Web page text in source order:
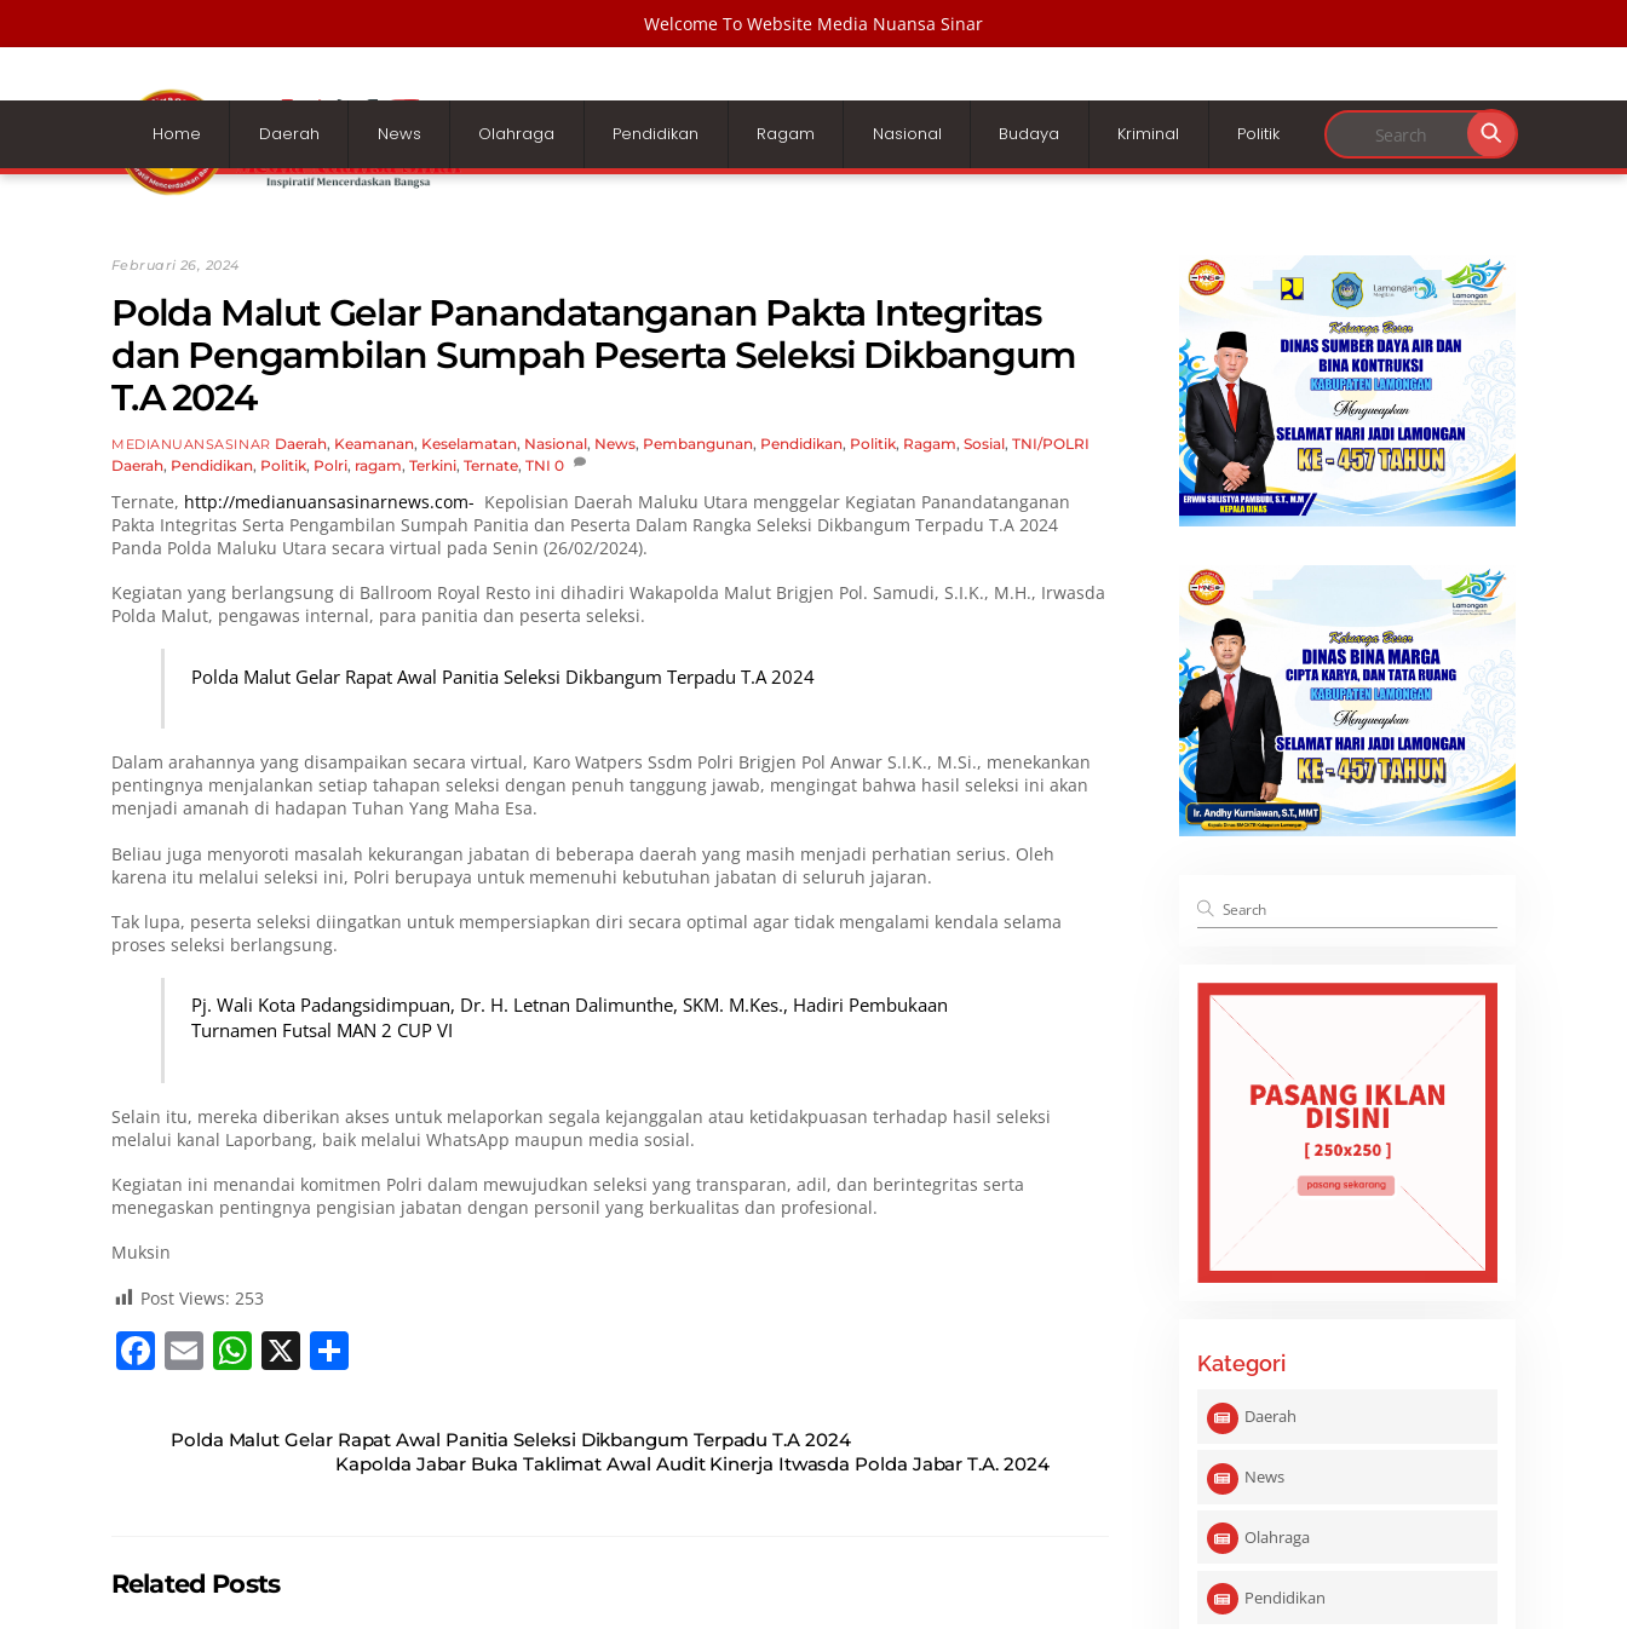
Welcome To Website Media Nuansa Sinar
content
Home
Daerah News Olahraga Pendidikan Ragam Nasional Budaya Kriminal Politik
Februari 26, 2024
Polda Malut Gelar Panandatanganan Pakta Integritas
dan Pengambilan Sumpah Peserta Seleksi Dikbangum
T.A 2024
MEDIANUANSASINAR Daerah, Keamanan, Keselamatan, Nasional, News, Pembangunan, Pendidikan, Politik, Ragam, Sosial, TNI/POLRI
Daerah, Pendidikan, Politik, Polri, ragam, Terkini, Ternate, TNI 0
Ternate, http://medianuansasinarnews.com- Kepolisian Daerah Maluku Utara menggelar Kegiatan Panandatanganan
Pakta Integritas Serta Pengambilan Sumpah Panitia dan Peserta Dalam Rangka Seleksi Dikbangum Terpadu T.A 2024
Panda Polda Maluku Utara secara virtual pada Senin (26/02/2024).
Kegiatan yang berlangsung di Ballroom Royal Resto ini dihadiri Wakapolda Malut Brigjen Pol. Samudi, S.I.K., M.H., Irwasda
Polda Malut, pengawas internal, para panitia dan peserta seleksi.
Polda Malut Gelar Rapat Awal Panitia Seleksi Dikbangum Terpadu T.A 2024
Dalam arahannya yang disampaikan secara virtual, Karo Watpers Ssdm Polri Brigjen Pol Anwar S.I.K., M.Si., menekankan
pentingnya menjalankan setiap tahapan seleksi dengan penuh tanggung jawab, mengingat bahwa hasil seleksi ini akan
menjadi amanah di hadapan Tuhan Yang Maha Esa.
Beliau juga menyoroti masalah kekurangan jabatan di beberapa daerah yang masih menjadi perhatian serius. Oleh
karena itu melalui seleksi ini, Polri berupaya untuk memenuhi kebutuhan jabatan di seluruh jajaran.
Tak lupa, peserta seleksi diingatkan untuk mempersiapkan diri secara optimal agar tidak mengalami kendala selama
proses seleksi berlangsung.
Pj. Wali Kota Padangsidimpuan, Dr. H. Letnan Dalimunthe, SKM. M.Kes., Hadiri Pembukaan
Turnamen Futsal MAN 2 CUP VI
Selain itu, mereka diberikan akses untuk melaporkan segala kejanggalan atau ketidakpuasan terhadap hasil seleksi
melalui kanal Laporbang, baik melalui WhatsApp maupun media sosial.
Kegiatan ini menandai komitmen Polri dalam mewujudkan seleksi yang transparan, adil, dan berintegritas serta
menegaskan pentingnya pengisian jabatan dengan personil yang berkualitas dan profesional.
Muksin
Post Views: 253
F
c
o
E
ai
W
at
p
X
ar
e
Polda Malut Gelar Rapat Awal Panitia Seleksi Dikbangum Terpadu T.A 2024
Kapolda Jabar Buka Taklimat Awal Audit Kinerja Itwasda Polda Jabar T.A. 2024
Related Posts
Kategori
Daerah
News
Olahraga
Pendidikan